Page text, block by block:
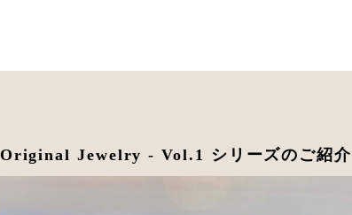
Original Jewelry - Vol.1 シリーズのご紹介